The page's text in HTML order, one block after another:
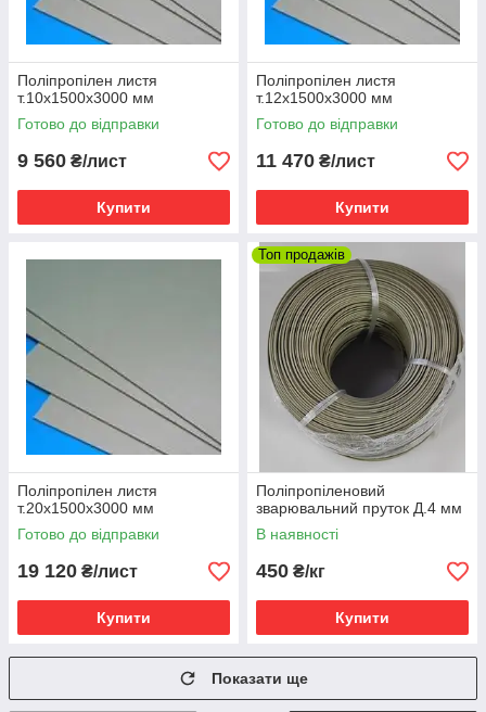
Поліпропілен листя
т.10х1500х3000 мм
Готово до відправки
9 560 ₴/лист
Купити
Поліпропілен листя
т.12х1500х3000 мм
Готово до відправки
11 470 ₴/лист
Купити
Поліпропілен листя
т.20х1500х3000 мм
Готово до відправки
19 120 ₴/лист
Купити
Топ продажів
Поліпропіленовий
зварювальний пруток Д.4 мм
В наявності
450 ₴/кг
Купити
Показати ще